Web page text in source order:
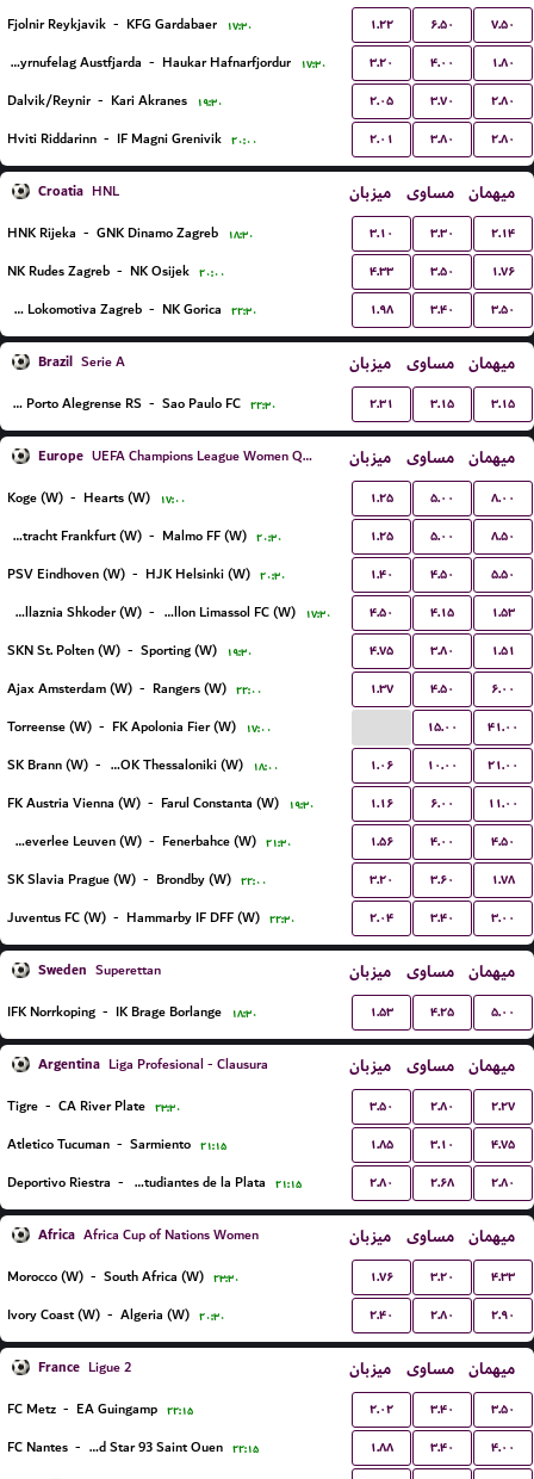
Fjolnir Reykjavik - KFG Gardabaer ۱۷:۳۰ ۱.۲۲ ۶.۵۰ ۷.۵۰
Knattspyrnufelag Austfjarda - Haukar Hafnarfjordur ۱۷:۳۰ ۳.۲۰ ۴.۰۰ ۱.۸۰
Dalvik/Reynir - Kari Akranes ۱۹:۳۰ ۲.۰۵ ۳.۷۰ ۲.۸۰
Hviti Riddarinn - IF Magni Grenivik ۲۰:۰۰ ۲.۰۱ ۳.۸۰ ۲.۸۰
Croatia HNL میزبان مساوی میهمان
HNK Rijeka - GNK Dinamo Zagreb ۱۸:۳۰ ۳.۱۰ ۳.۳۰ ۲.۱۴
NK Rudes Zagreb - NK Osijek ۲۰:۰۰ ۴.۳۳ ۳.۵۰ ۱.۷۶
NK Lokomotiva Zagreb - NK Gorica ۲۲:۳۰ ۱.۹۸ ۳.۴۰ ۳.۵۰
Brazil Serie A میزبان مساوی میهمان
Gremio Porto Alegrense RS - Sao Paulo FC ۲۲:۳۰ ۲.۳۱ ۳.۱۵ ۳.۱۵
Europe UEFA Champions League Women Qualification میزبان مساوی میهمان
Koge (W) - Hearts (W) ۱۷:۰۰ ۱.۲۵ ۵.۰۰ ۸.۰۰
Eintracht Frankfurt (W) - Malmo FF (W) ۲۰:۳۰ ۱.۲۵ ۵.۰۰ ۸.۵۰
PSV Eindhoven (W) - HJK Helsinki (W) ۲۰:۳۰ ۱.۴۰ ۴.۵۰ ۵.۵۰
KS Vllaznia Shkoder (W) - Apollon Limassol FC (W) ۱۷:۳۰ ۴.۵۰ ۴.۱۵ ۱.۵۳
SKN St. Polten (W) - Sporting (W) ۱۹:۳۰ ۴.۷۵ ۳.۸۰ ۱.۵۱
Ajax Amsterdam (W) - Rangers (W) ۲۲:۰۰ ۱.۳۷ ۴.۵۰ ۶.۰۰
Torreense (W) - FK Apolonia Fier (W) ۱۷:۰۰ ۱۵.۰۰ ۴۱.۰۰
SK Brann (W) - FC PAOK Thessaloniki (W) ۱۸:۰۰ ۱.۰۶ ۱۰.۰۰ ۲۱.۰۰
FK Austria Vienna (W) - Farul Constanta (W) ۱۹:۳۰ ۱.۱۶ ۶.۰۰ ۱۱.۰۰
Oud-Heverlee Leuven (W) - Fenerbahce (W) ۲۱:۳۰ ۱.۵۶ ۴.۰۰ ۴.۵۰
SK Slavia Prague (W) - Brondby (W) ۲۲:۰۰ ۳.۲۰ ۳.۶۰ ۱.۷۸
Juventus FC (W) - Hammarby IF DFF (W) ۲۲:۳۰ ۲.۰۴ ۳.۴۰ ۳.۰۰
Sweden Superettan میزبان مساوی میهمان
IFK Norrkoping - IK Brage Borlange ۱۸:۳۰ ۱.۵۳ ۴.۲۵ ۵.۰۰
Argentina Liga Profesional - Clausura میزبان مساوی میهمان
Tigre - CA River Plate ۲۳:۳۰ ۳.۵۰ ۲.۸۰ ۲.۲۷
Atletico Tucuman - Sarmiento ۲۱:۱۵ ۱.۸۵ ۳.۱۰ ۴.۷۵
Deportivo Riestra - Estudiantes de la Plata ۲۱:۱۵ ۲.۸۰ ۲.۶۸ ۲.۸۰
Africa Africa Cup of Nations Women میزبان مساوی میهمان
Morocco (W) - South Africa (W) ۲۳:۳۰ ۱.۷۶ ۳.۲۰ ۴.۳۳
Ivory Coast (W) - Algeria (W) ۲۰:۳۰ ۲.۴۰ ۲.۸۰ ۲.۹۰
France Ligue 2 میزبان مساوی میهمان
FC Metz - EA Guingamp ۲۲:۱۵ ۲.۰۲ ۳.۴۰ ۳.۵۰
FC Nantes - Red Star 93 Saint Ouen ۲۲:۱۵ ۱.۸۸ ۳.۴۰ ۴.۰۰